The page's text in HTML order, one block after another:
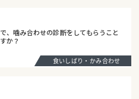
、噛み合わせの診断をしてもらうこと
か？
食いしばり・かみ合わせ